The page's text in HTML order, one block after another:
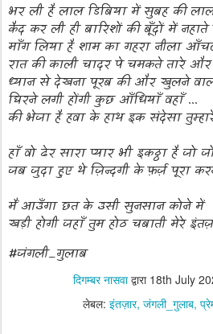
भर ली है लाल डिबिया में सुबह की
कैद कर ली ही बारिशों की बूँदों में
माँग लिया है शाम का गहरा नीला
रात की काली चादर पे चमकते तारे और
ध्यान से देखना पूरब की और खुलने
घिरने लगी होंगी कुछ आँधियाँ वहाँ ...
की भेजा है हवा के हाथ इक संदेसा
हाँ वो ढेर सारा प्यार भी इकठ्ठा है जो
जब जुदा हुए थे ज़िन्दगी के फ़र्ज़ पूरा
मैं आउँगा छत के उसी सुनसान कोने में
खड़ी होगी जहाँ तुम होठ चबाती मेरे
#जंगली_गुलाब
दिगम्बर नासवाद्वारा 18th July
लेबल: इंतज़ार जंगली_गुलाब